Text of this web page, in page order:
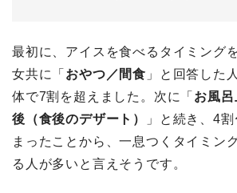
最初に、アイスを食べるタイミング
女共に「 おやつ／間食 」と回答した
体で7割を超えました。次に「 お風呂
後（食後のデザート）
」と続き、4
まったことから、一息つくタイミン
る人が多いと言えそうです。